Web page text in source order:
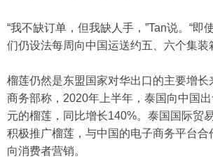
“我不缺订单，但我缺人手，”Tan说。“即
们仍设法每周向中国运送约五、六个集装
榴莲仍然是东盟国家对华出口的主要增长
商务部称，2020年上半年，泰国向中国
元的榴莲，同比增长140%。泰国国际贸
积极推广榴莲，与中国的电子商务平台合
向消费者营销。